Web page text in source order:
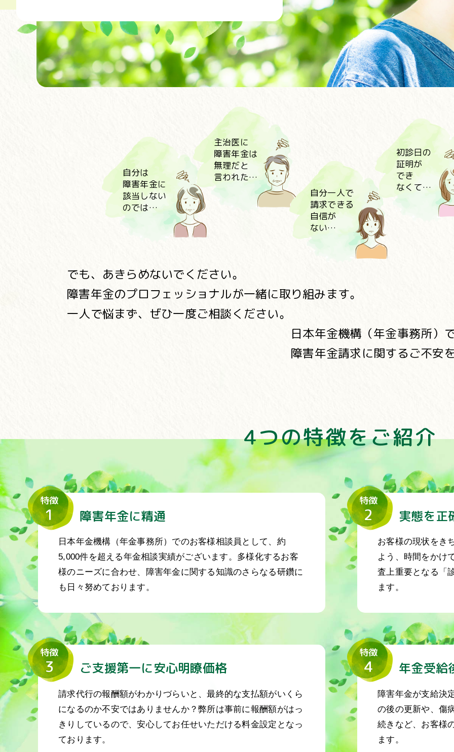
自分は
障害年金に
該当しない
のでは…
主治医に
障害年金は
無理だと
言われた…
自分一人で
請求できる
自信が
ない…
初診日の
証明が
でき
なくて…
でも、あきらめないでください。
障害年金のプロフェッショナルが一緒に取り組みます。
一人で悩まず、ぜひ一度ご相談ください。
日本年金機構（年金事務所）
障害年金請求に関するご不安
4つの特徴をご紹介
特徴
1 障害年金に精通
日本年金機構（年金事務所）でのお客様相談員として、約
5,000件を超える年金相談実績がございます。多様化するお客
様のニーズに合わせ、障害年金に関する知識のさらなる研鑽に
も日々努めております。
特徴
2 実態を正
お客様の現状をき
よう、時間をかけ
査上重要となる「
ます。
特徴
3 ご支援第一に安心明瞭価格
請求代行の報酬額がわかりづらいと、最終的な支払額がいくら
になるのか不安ではありませんか？弊所は事前に報酬額がはっ
きりしているので、安心してお任せいただける料金設定となっ
ております。
特徴
4 年金受給
障害年金が支給決
の後の更新や、傷
続きなど、お客様
ます。